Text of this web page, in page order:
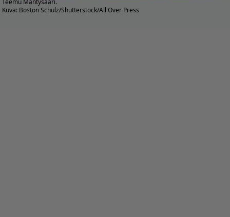
Teemu Mäntysaari.
Kuva: Boston Schulz/Shutterstock/All Over Press